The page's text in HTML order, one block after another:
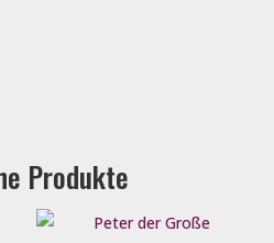
Produkte